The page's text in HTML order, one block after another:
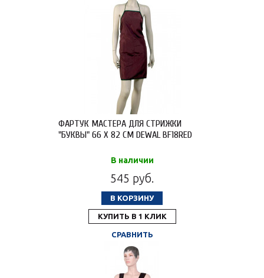
ФАРТУК МАСТЕРА ДЛЯ СТРИЖКИ
"БУКВЫ" 66 Х 82 СМ DEWAL BF18RED
В наличии
545 руб.
В КОРЗИНУ
КУПИТЬ В 1 КЛИК
СРАВНИТЬ